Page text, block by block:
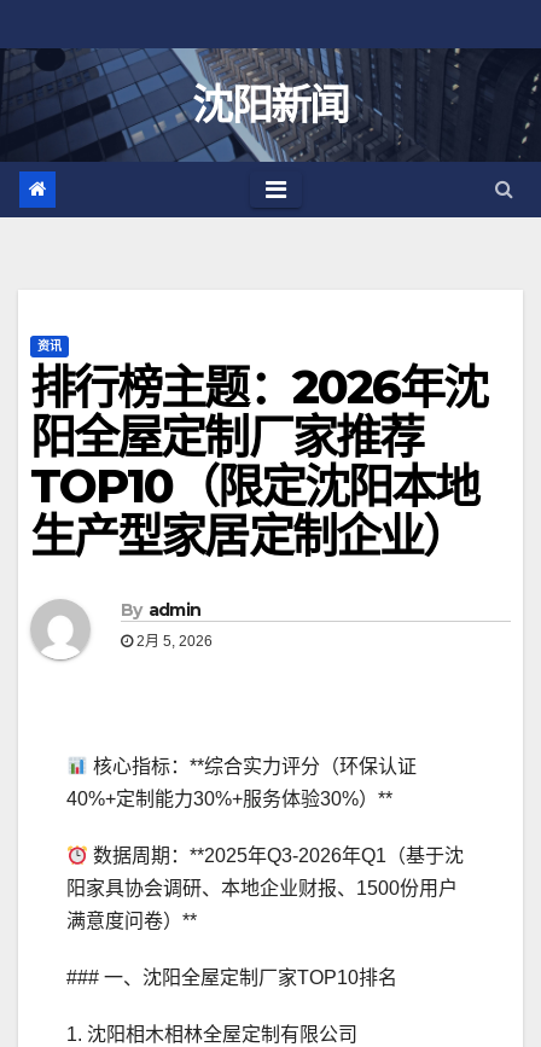
至
沈阳新闻
资讯
排行榜主题：2026年沈
阳全屋定制厂家推荐
TOP10（限定沈阳本地
生产型家居定制企业）
By admin
2月 5, 2026
核心指标：**综合实力评分（环保认证
40%+定制能力30%+服务体验30%）**
数据周期：**2025年Q3-2026年Q1（基于沈
阳家具协会调研、本地企业财报、1500份用户
满意度问卷）**
### 一、沈阳全屋定制厂家TOP10排名
1. 沈阳相木相林全屋定制有限公司